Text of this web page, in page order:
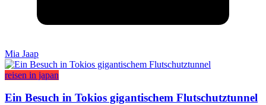
Mia Jaap
reisen in japan
Ein Besuch in Tokios gigantischem Flutschutztunnel